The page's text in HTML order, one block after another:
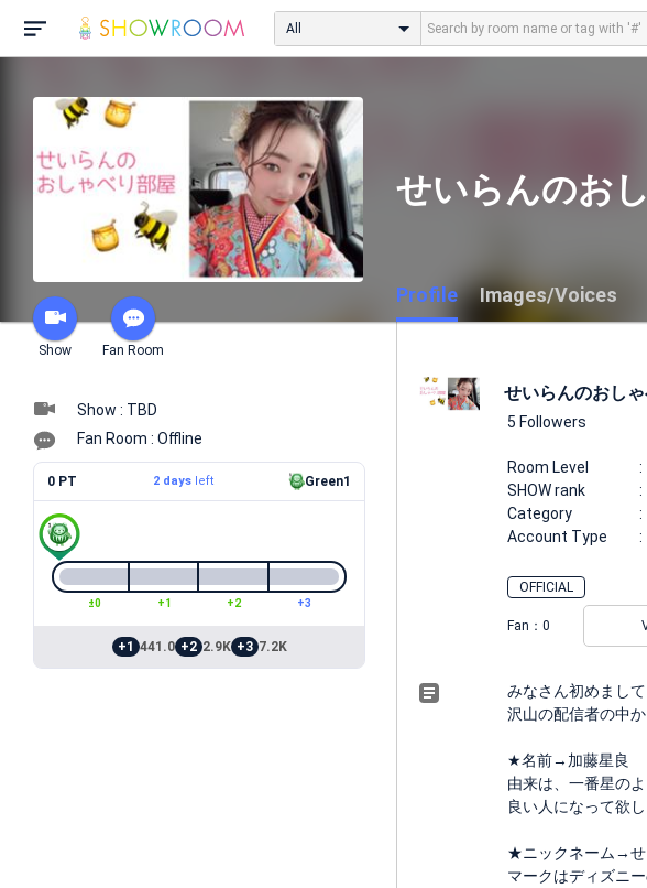
All
Show Fan Room
せいらんのお
Profile Images/Voices
Show : TBD
Fan Room : Offline
0 PT 2 daysleft Green1
±0 +1 +2 +3
+1 441.0 +2 2.9K +3 7.2K
せいらんのおし
5 Followers
Room Level
SHOW rank
Category
Account Type
OFFICIAL
Fan： 0
みなさん初めまして
沢山の配信者の中
★名前→加藤星良
由来は、一番星の
良い人になって欲し
★ニックネーム→せ
マークはディズニ